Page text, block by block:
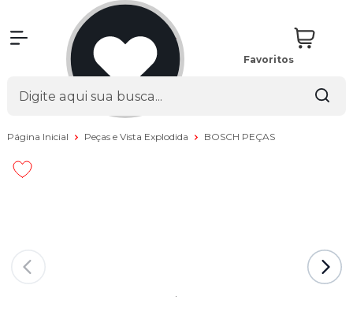
Favoritos
Página Inicial Peças e Vista Explodida BOSCH PEÇAS